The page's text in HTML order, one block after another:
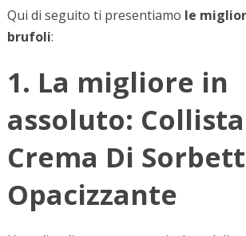
Qui di seguito ti presentiamo le
brufoli:
1. La migliore in
assoluto:
Crema Di
Opacizzante